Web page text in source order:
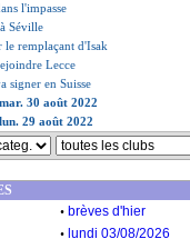
l'impasse
Séville
remplaçant d'Isak
Lecce
signer en Suisse
30 août 2022
29 août 2022
. brèves d'hier
. lundi 03/08/2026